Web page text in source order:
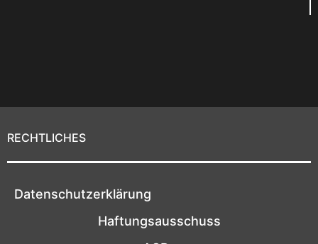
RECHTLICHES
Datenschutzerklärung
Haftungsausschuss